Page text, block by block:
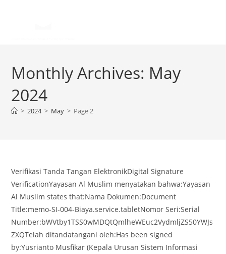
Monthly Archives: May
2024
> 2024 > May > Page 2
Verifikasi Tanda Tangan ElektronikDigital Signature
VerificationYayasan Al Muslim menyatakan bahwa:Yayasan
Al Muslim states that:Nama Dokumen:Document
Title:memo-SI-004-Biaya.service.tabletNomor Seri:Serial
Number:bWVtby1TSS0wMDQtQmlheWEuc2VydmljZS50YWJs
ZXQTelah ditandatangani oleh:Has been signed
by:Yusrianto Musfikar (Kepala Urusan Sistem Informasi